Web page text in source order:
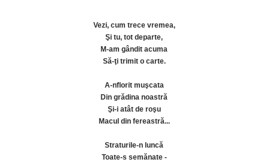
Vezi, cum trece vremea,
Şi tu, tot departe,
M-am gândit acuma
Să-ţi trimit o carte.
A-nflorit muşcata
Din grădina noastră
Şi-i atât de roşu
Macul din fereastră...
Straturile-n luncă
Toate-s semănate -